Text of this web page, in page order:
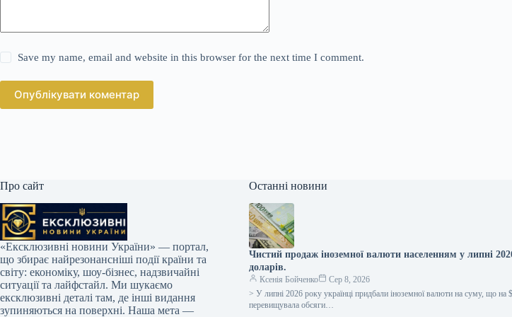
Save my name, email and website in this browser for the next time I comment.
Опублікувати коментар
Про сайт
«Ексклюзивні новини України» — портал,
що збирає найрезонансніші події країни та
світу: економіку, шоу-бізнес, надзвичайні
ситуації та лайфстайл. Ми шукаємо
ексклюзивні деталі там, де інші видання
зупиняються на поверхні. Наша мета —
Останні новини
Чистий продаж іноземної валюти населенням у липні
доларів.
Ксенія Бойченко
Сер 8, 2026
> У липні 2026 року українці придбали іноземної валюти на суму, що на
перевищувала обсяги…